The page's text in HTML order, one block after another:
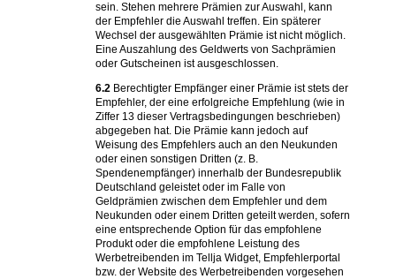
sein. Stehen mehrere Prämien zur Auswahl, kann
der Empfehler die Auswahl treffen. Ein späterer
Wechsel der ausgewählten Prämie ist nicht möglich.
Eine Auszahlung des Geldwerts von Sachprämien
oder Gutscheinen ist ausgeschlossen.
6.2 Berechtigter Empfänger einer Prämie ist stets der
Empfehler, der eine erfolgreiche Empfehlung (wie in
Ziffer 13 dieser Vertragsbedingungen beschrieben)
abgegeben hat. Die Prämie kann jedoch auf
Weisung des Empfehlers auch an den Neukunden
oder einen sonstigen Dritten (z. B.
Spendenempfänger) innerhalb der Bundesrepublik
Deutschland geleistet oder im Falle von
Geldprämien zwischen dem Empfehler und dem
Neukunden oder einem Dritten geteilt werden, sofern
eine entsprechende Option für das empfohlene
Produkt oder die empfohlene Leistung des
Werbetreibenden im Tellja Widget, Empfehlerportal
bzw. der Website des Werbetreibenden vorgesehen